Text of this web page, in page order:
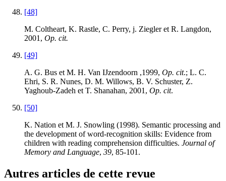
[48]
M. Coltheart, K. Rastle, C. Perry, j. Ziegler et R. Langdon,
2001, Op. cit.
[49]
A. G. Bus et M. H. Van IJzendoorn ,1999, Op. cit.; L. C.
Ehri, S. R. Nunes, D. M. Willows, B. V. Schuster, Z.
Yaghoub-Zadeh et T. Shanahan, 2001, Op. cit.
[50]
K. Nation et M. J. Snowling (1998). Semantic processing and
the development of word-recognition skills: Evidence from
children with reading comprehension difficulties. Journal of
Memory and Language, 39, 85-101.
Autres articles de cette revue